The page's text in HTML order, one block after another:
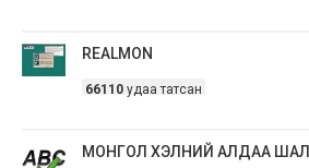
REALMON
66110 удаа татсан
МОНГОЛ ХЭЛНИЙ АЛДАА